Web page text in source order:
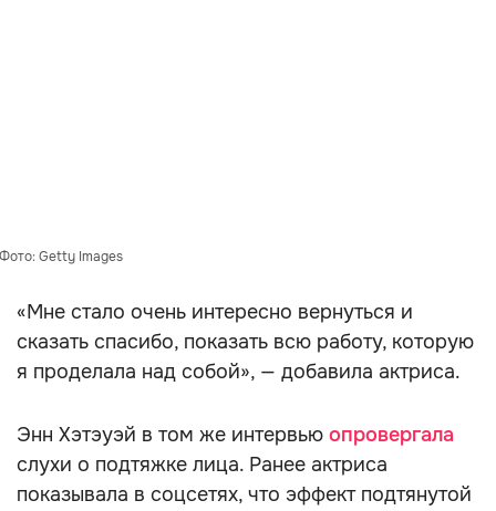
Getty Images
«Мне стало очень интересно вернуться и
сказать спасибо, показать всю работу, которую
я проделала над собой», — добавила актриса.
Энн Хэтэуэй в том же интервью опровергала
слухи о подтяжке лица. Ранее актриса
показывала в соцсетях, что эффект подтянутой